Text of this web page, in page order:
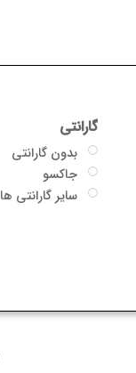
گارانتی
بدون گارانتی
جاکسو
سایر گارانتی ها